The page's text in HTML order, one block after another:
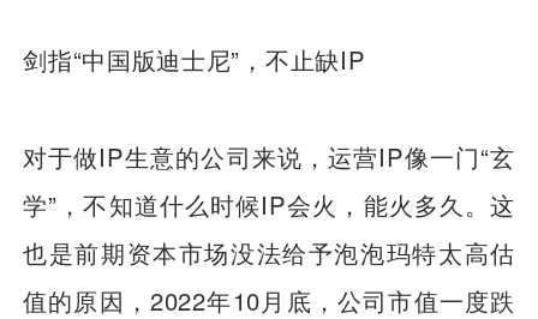
剑指“中国版迪士尼”，不止缺IP
对于做IP生意的公司来说，运营IP像一门“玄
学”，不知道什么时候IP会火，能火多久。这
也是前期资本市场没法给予泡泡玛特太高估
值的原因，2022年10月底，公司市值一度跌